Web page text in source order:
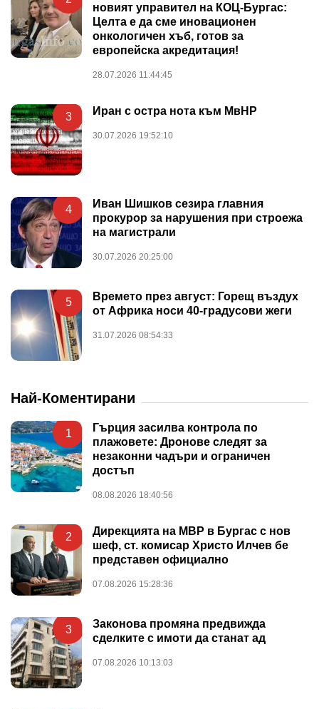
новият управител на КОЦ-Бургас:
Целта е да сме иновационен
онкологичен хъб, готов за
европейска акредитация!
28.07.2026 11:44:45
3 Иран с остра нота към МвНР
30.07.2026 19:52:10
4
Иван Шишков сезира главния
прокурор за нарушения при строежа
на магистрали
30.07.2026 20:25:00
5
Времето през август: Горещ въздух
от Африка носи 40-градусови жеги
31.07.2026 08:54:33
Най-Коментирани
1
Гърция засилва контрола по
плажовете: Дронове следят за
незаконни чадъри и ограничен
достъп
08.08.2026 18:40:56
2
Дирекцията на МВР в Бургас с нов
шеф, ст. комисар Христо Илчев бе
представен официално
07.08.2026 15:28:36
3
Законова промяна предвижда
сделките с имоти да станат ад
07.08.2026 10:13:03